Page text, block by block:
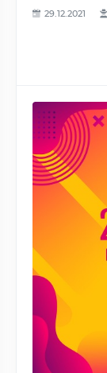
29.12.2021